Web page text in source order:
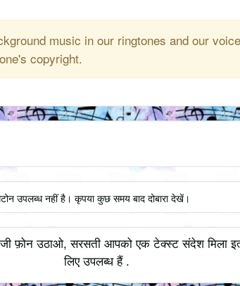
music in our ringtones and our
copyright.
उपलब्ध नहीं है। कृपया कुछ समय बाद दोबारा देखें।
फ़ोन उठाओ, सरसती आपको एक टेक्स्ट संदेश मिला
लिए उपलब्ध हैं .